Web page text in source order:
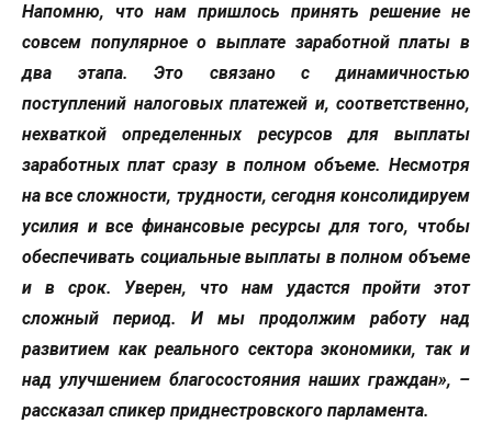
Напомню, что нам пришлось принять решение не
совсем популярное о выплате заработной платы в
два этапа. Это связано с динамичностью
поступлений налоговых платежей и, соответственно,
нехваткой определенных ресурсов для выплаты
заработных плат сразу в полном объеме. Несмотря
на все сложности, трудности, сегодня консолидируем
усилия и все финансовые ресурсы для того, чтобы
обеспечивать социальные выплаты в полном объеме
и в срок. Уверен, что нам удастся пройти этот
сложный период. И мы продолжим работу над
развитием как реального сектора экономики, так и
над улучшением благосостояния наших граждан», –
рассказал спикер приднестровского парламента.